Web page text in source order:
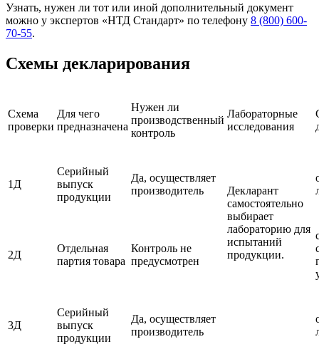
Узнать, нужен ли тот или иной дополнительный документ
можно у экспертов «НТД Стандарт» по телефону 8 (800) 600-
70-55.
Схемы декларирования
Схема
проверки
Для чего
предназначена
Нужен ли
производственный
контроль
Лабораторные
исследования
1Д
Серийный
выпуск
продукции
Да, осуществляет
производитель
Декларант
самостоятельно
выбирает
лабораторию для
испытаний
продукции.
2Д
Отдельная
партия товара
Контроль не
предусмотрен
3Д
Серийный
выпуск
продукции
Да, осуществляет
производитель